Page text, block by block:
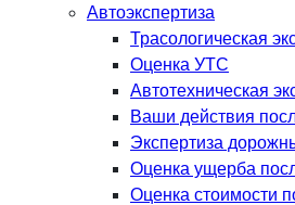
Автоэкспертиза
Трасологическая
Оценка УТС
Автотехническая
Ваши действия
Экспертиза
Оценка ущерба
Оценка стоимости